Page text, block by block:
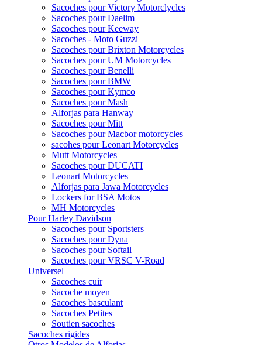
Sacoches pour Victory Motorclycles
Sacoches pour Daelim
Sacoches pour Keeway
Sacoches - Moto Guzzi
Sacoches pour Brixton Motorcycles
Sacoches pour UM Motorcycles
Sacoches pour Benelli
Sacoches pour BMW
Sacoches pour Kymco
Sacoches pour Mash
Alforjas para Hanway
Sacoches pour Mitt
Sacoches pour Macbor motorcycles
sacohes pour Leonart Motorcycles
Mutt Motorcycles
Sacoches pour DUCATI
Leonart Motorcycles
Alforjas para Jawa Motorcycles
Lockers for BSA Motos
MH Motorcycles
Pour Harley Davidson
Sacoches pour Sportsters
Sacoches pour Dyna
Sacoches pour Softail
Sacoches pour VRSC V-Road
Universel
Sacoches cuir
Sacoche moyen
Sacoches basculant
Sacoches Petites
Soutien sacoches
Sacoches rigides